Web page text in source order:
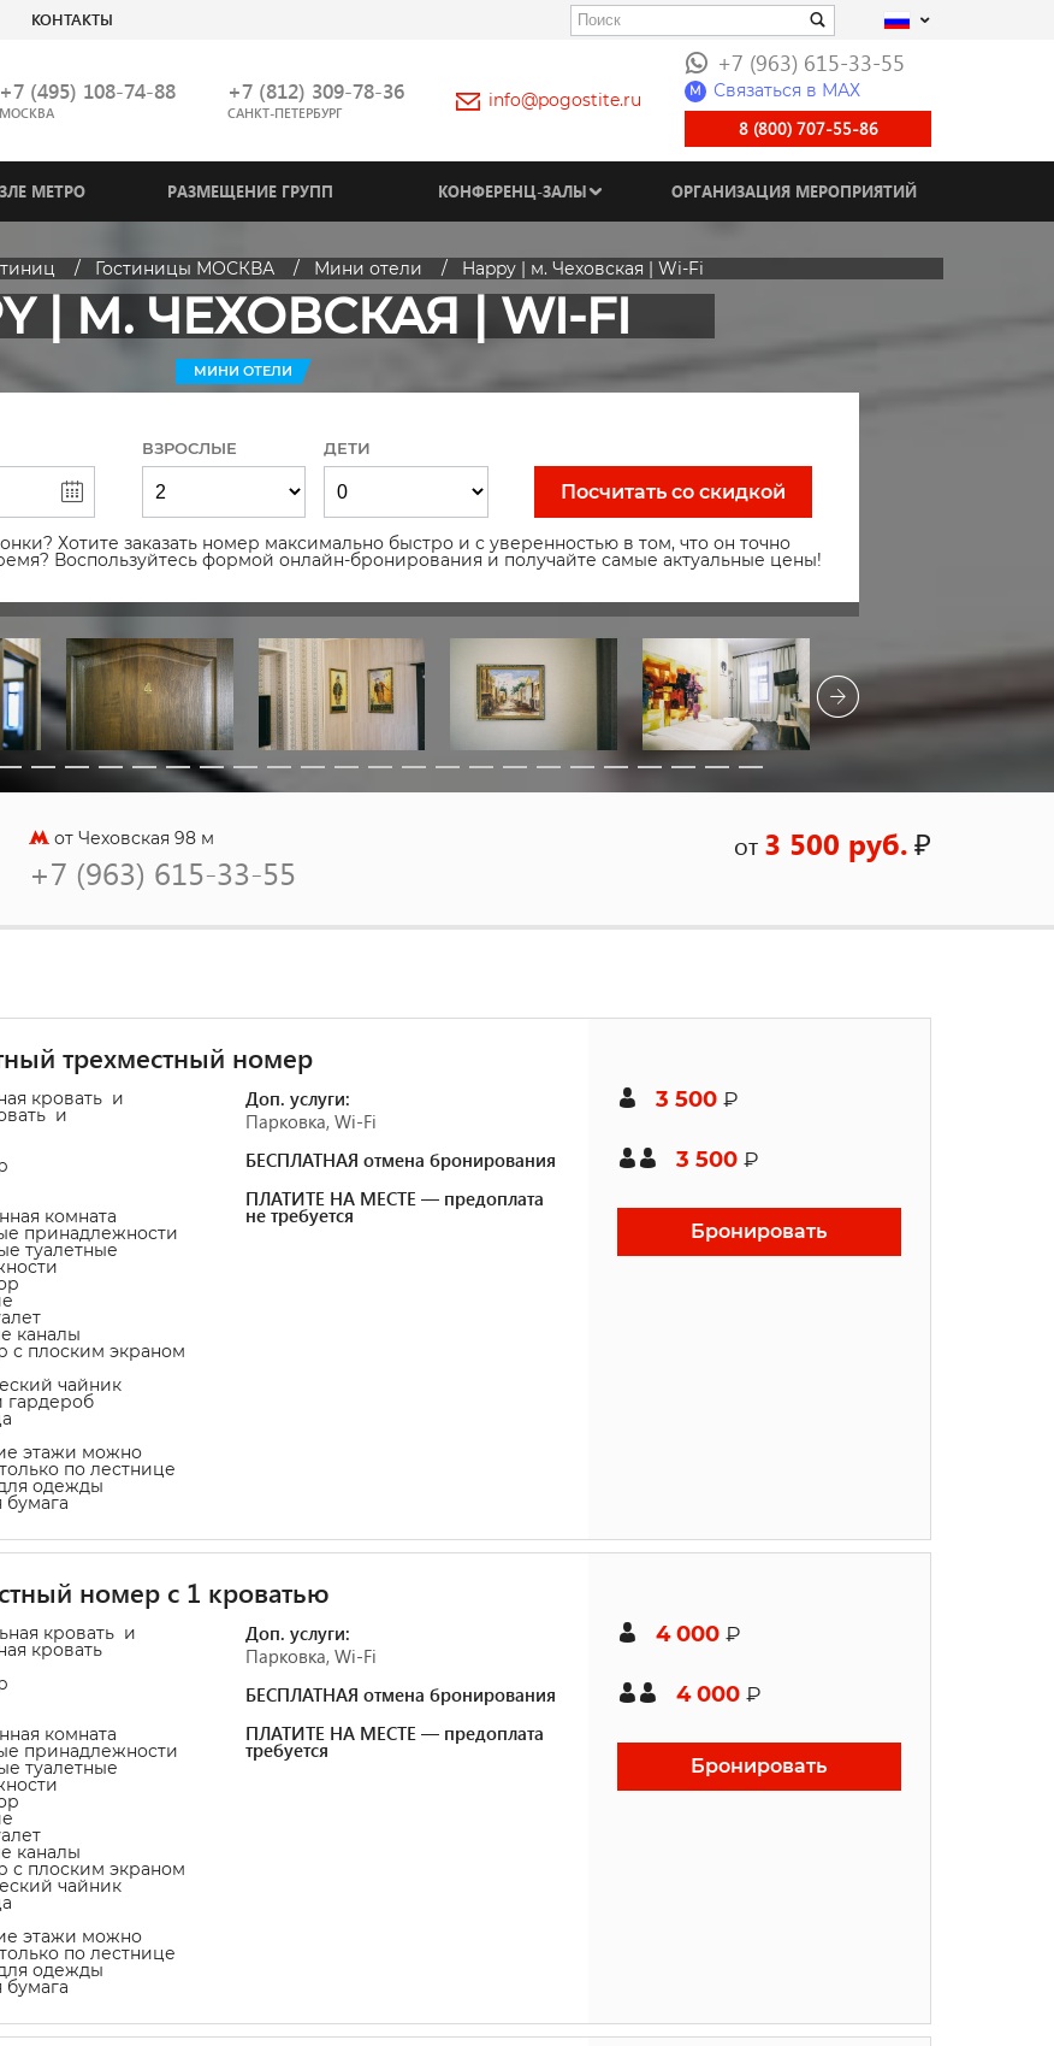
КОНТАКТЫ
+7 (495) 108-74-88
МОСКВА
+7 (812) 309-78-36
САНКТ-ПЕТЕРБУРГ
info@pogostite.ru
+7 (963) 615-33-55
M Связаться в МАХ
8 (800) 707-55-86
МЕТРО РАЗМЕЩЕНИЕ ГРУПП КОНФЕРЕНЦ-ЗАЛЫ ОРГАНИЗАЦИЯ МЕРОПРИЯТИЙ
Гостиницы МОСКВА Мини отели Happy | м. Чеховская | Wi-Fi
| М. ЧЕХОВСКАЯ | WI-FI
МИНИ ОТЕЛИ
ВЗРОСЛЫЕ ДЕТИ
Посчитать со скидкой
Хотите заказать номер максимально быстро и с уверенностью в том, что он точно
Воспользуйтесь формой онлайн-бронирования и получайте самые актуальные цены!
от Чеховская 98 м
+7 (963) 615-33-55
от 3 500 руб.₽
трехместный номер
кровать и
и
комната
принадлежности
туалетные
каналы
с плоским экраном
чайник
гардероб
этажи можно
по лестнице
одежды
бумага
Доп. услуги:
Парковка, Wi-Fi
БЕСПЛАТНАЯ отмена бронирования
ПЛАТИТЕ НА МЕСТЕ — предоплата
не требуется
3 500 ₽
3 500 ₽
Бронировать
номер с 1 кроватью
кровать и
кровать
комната
принадлежности
туалетные
каналы
с плоским экраном
чайник
этажи можно
по лестнице
одежды
бумага
Доп. услуги:
Парковка, Wi-Fi
БЕСПЛАТНАЯ отмена бронирования
ПЛАТИТЕ НА МЕСТЕ — предоплата
требуется
4 000 ₽
4 000 ₽
Бронировать